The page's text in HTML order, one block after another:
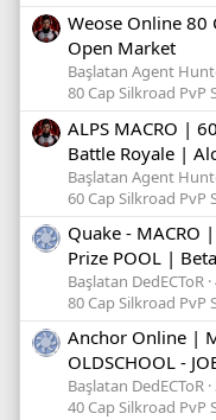
Weose Online 80
Open Market
Başlatan Agent
80 Cap Silkroad PvP
ALPS MACRO |
Battle Royale |
Başlatan Agent
60 Cap Silkroad PvP
Quake - MACRO
Prize POOL |
Başlatan DedECToR
80 Cap Silkroad PvP
Anchor Online |
OLDSCHOOL -
Başlatan DedECToR
40 Cap Silkroad PvP